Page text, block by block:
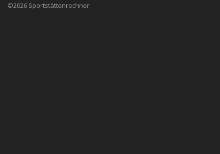
©2026 Sportstättenrechner